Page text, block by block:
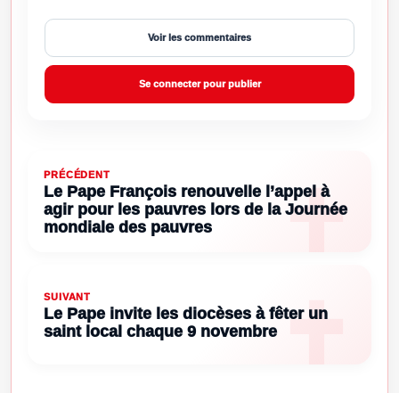
Voir les commentaires
Se connecter pour publier
PRÉCÉDENT
Le Pape François renouvelle l’appel à
agir pour les pauvres lors de la Journée
mondiale des pauvres
SUIVANT
Le Pape invite les diocèses à fêter un
saint local chaque 9 novembre